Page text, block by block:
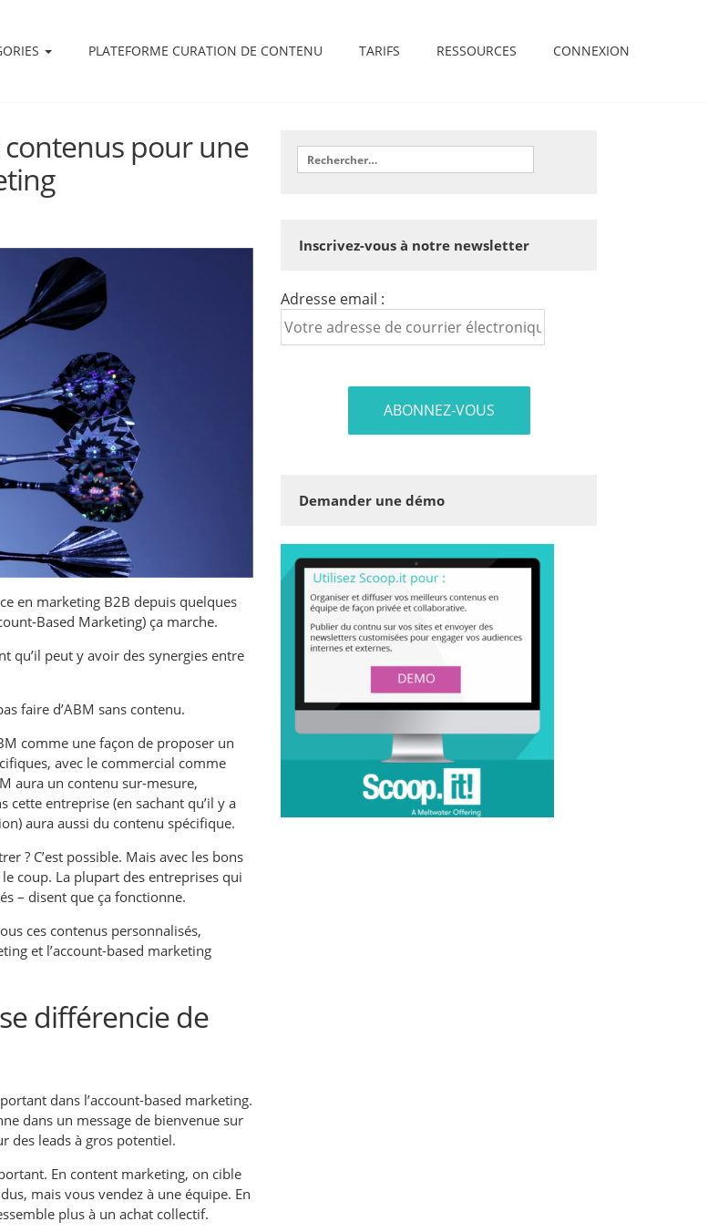
PLATEFORME CURATION DE CONTENU TARIFS RESSOURCES CONNEXION
pour une
en marketing B2B depuis quelques
Based Marketing) ça marche.
qu’il peut y avoir des synergies entre
faire d’ABM sans contenu.
comme une façon de proposer un
avec le commercial comme
aura un contenu sur-mesure,
cette entreprise (en sachant qu’il y a
aura aussi du contenu spécifique.
? C’est possible. Mais avec les bons
coup. La plupart des entreprises qui
– disent que ça fonctionne.
ces contenus personnalisés,
et l’account-based marketing
différencie de
dans l’account-based marketing.
dans un message de bienvenue sur
des leads à gros potentiel.
En content marketing, on cible
mais vous vendez à une équipe. En
plus à un achat collectif.
Inscrivez-vous à notre newsletter
Adresse email :
Demander une démo